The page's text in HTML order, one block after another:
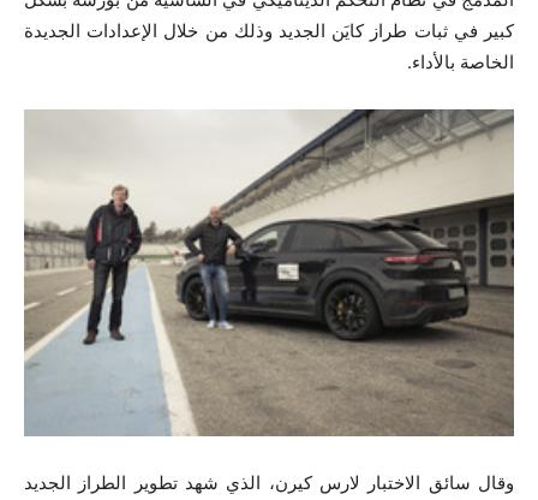
كبير في ثبات طراز كايَن الجديد وذلك من خلال الإعدادات الجديدة
الخاصة بالأداء.
وقال سائق الاختبار لارس كيرن، الذي شهد تطوير الطراز الجديد